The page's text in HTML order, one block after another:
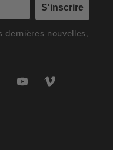
S'inscrire
dernières nouvelles,
YouTubeVimeo